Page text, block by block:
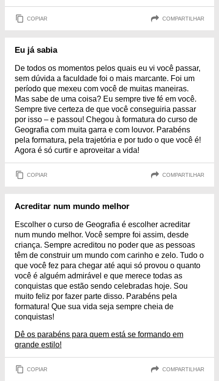
COPIAR COMPARTILHAR
Eu já sabia
De todos os momentos pelos quais eu vi você passar,
sem dúvida a faculdade foi o mais marcante. Foi um
período que mexeu com você de muitas maneiras.
Mas sabe de uma coisa? Eu sempre tive fé em você.
Sempre tive certeza de que você conseguiria passar
por isso – e passou! Chegou à formatura do curso de
Geografia com muita garra e com louvor. Parabéns
pela formatura, pela trajetória e por tudo o que você é!
Agora é só curtir e aproveitar a vida!
COPIAR COMPARTILHAR
Acreditar num mundo melhor
Escolher o curso de Geografia é escolher acreditar
num mundo melhor. Você sempre foi assim, desde
criança. Sempre acreditou no poder que as pessoas
têm de construir um mundo com carinho e zelo. Tudo o
que você fez para chegar até aqui só provou o quanto
você é alguém admirável e que merece todas as
conquistas que estão sendo celebradas hoje. Sou
muito feliz por fazer parte disso. Parabéns pela
formatura! Que sua vida seja sempre cheia de
conquistas!
Dê os parabéns para quem está se formando em
grande estilo!
COPIAR COMPARTILHAR